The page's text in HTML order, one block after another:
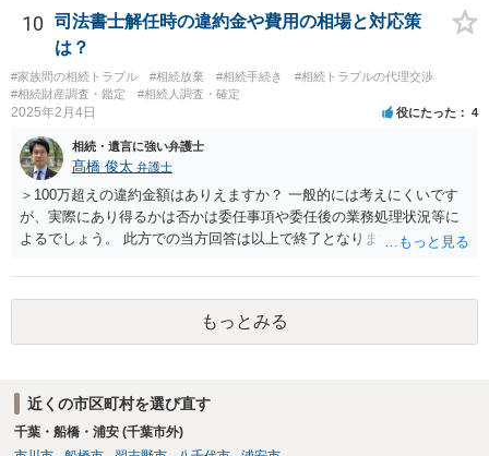
であれば、弁護士に相談し依頼されたら良いと思います。
10
司法書士解任時の違約金や費用の相場と対応策
は？
#家族間の相続トラブル #相続放棄 #相続手続き
#相続トラブルの代理交渉
#相続財産調査・鑑定
#相続人調査・確定
2025年2月4日 役にたった 4
相続・遺言に強い弁護士
髙橋 俊太 弁護士
＞100万超えの違約金額はありえますか？ 一般的には考えにくいです
が、実際にあり得るかは否かは委任事項や委任後の業務処理状況等に
よるでしょう。 此方での当方回答は以上で終了となりますが、参考に
もっとみる
近くの市区町村を選び直す
千葉・船橋・浦安 (千葉市外)